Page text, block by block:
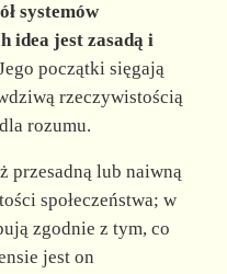
systemów
idea jest zasadą i
początki sięgają
rzeczywistością
rozumu.
przesadną lub naiwną
społeczeństwa; w
zgodnie z tym, co
jest on